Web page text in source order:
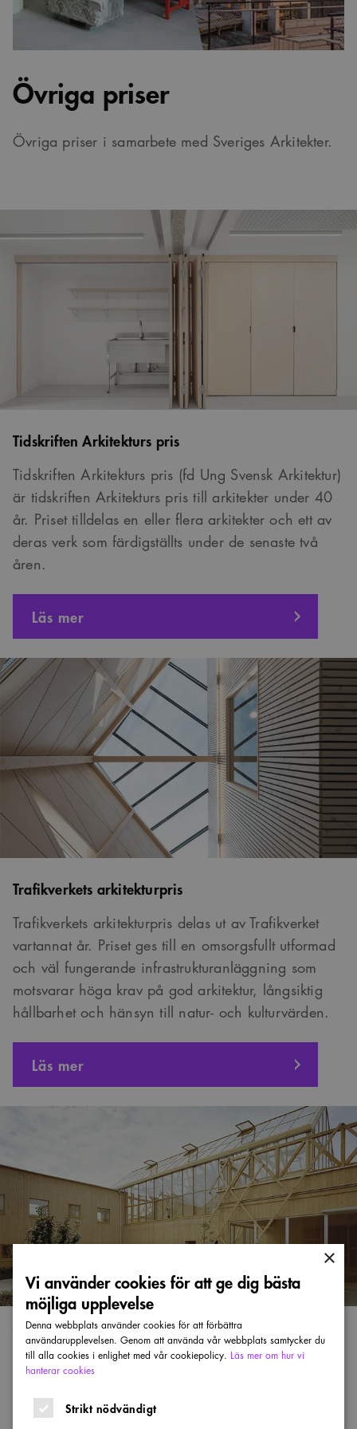
Övriga priser
Övriga priser i samarbete med Sveriges Arkitekter.
Tidskriften Arkitekturs pris
Tidskriften Arkitekturs pris (fd Ung Svensk Arkitektur)
är tidskriften Arkitekturs pris till arkitekter under 40
år. Priset tilldelas en eller flera arkitekter och ett av
deras verk som färdigställts under de senaste två
åren.
Läs mer
Arkitekturs
pris
Trafikverkets arkitekturpris
Trafikverkets arkitekturpris delas ut av Trafikverket
vartannat år. Priset ges till en omsorgsfullt utformad
och väl fungerande infrastrukturanläggning som
motsvarar höga krav på god arkitektur, långsiktig
hållbarhet och hänsyn till natur- och kulturvärden.
Läs mer
arkitekturpris
Vårdbyggnadspriset
Vårdbyggnadspriset uppmärksammar goda exempel
framhåller goda processer.
×
Vi använder cookies för att ge dig bästa
möjliga upplevelse
Denna webbplats använder cookies för att förbättra
användarupplevelsen. Genom att använda vår webbplats samtycker du
till alla cookies i enlighet med vår cookiepolicy. Läs mer om hur vi
hanterar cookies
Strikt nödvändigt